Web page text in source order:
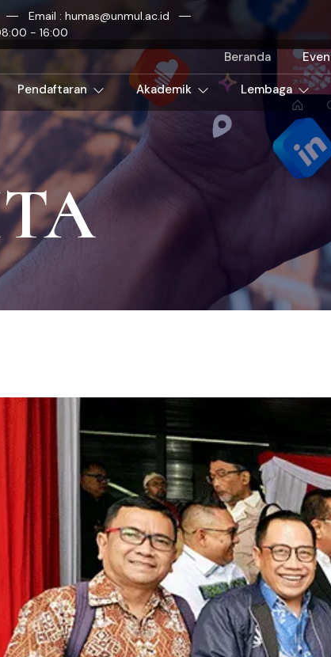
Email : humas@unmul.ac.id
- 16:00
Beranda
Pendaftaran Akademik Lembaga